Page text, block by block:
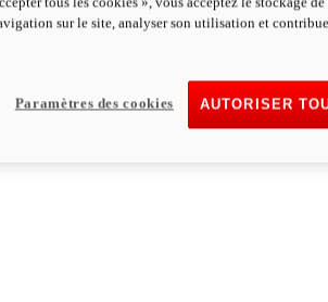
V2 SP 100
le
sur le site, analyser son utilisation et
AUTORISER
Paramètres des cookies